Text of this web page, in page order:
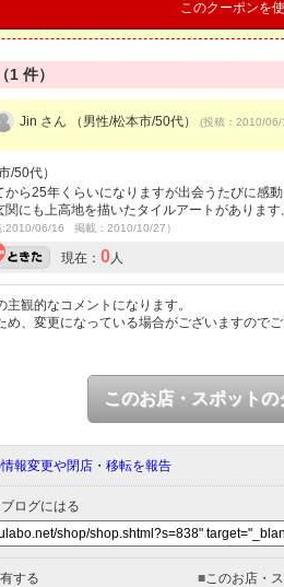
このクーポンを
1 件）
Jin さん （男性/松本市/50代） (投稿：2010/
/50代）
ら25年くらいになりますが出会うたびに感
にも上高地を描いたタイルアートがありま
:2010/06/16 掲載：2010/10/27）
現在： 0人
観的なコメントになります。
め、変更になっている場合がございますのでご
このお店・スポットの
報変更や閉店・移転を報告
ログにはる
する ■このお店・